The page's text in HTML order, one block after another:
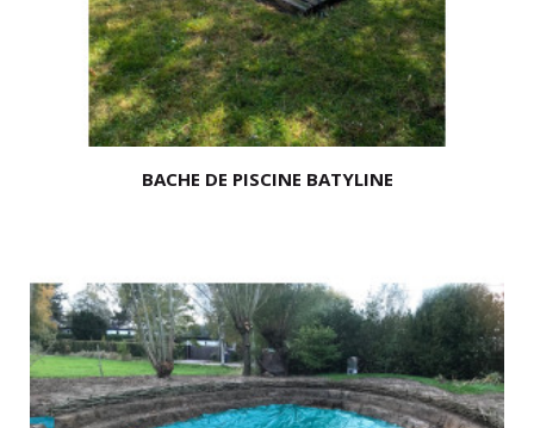
BACHE DE PISCINE BATYLINE